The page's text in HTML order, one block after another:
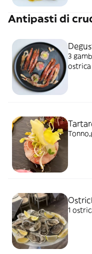
Antipasti di
3
ostrica
1